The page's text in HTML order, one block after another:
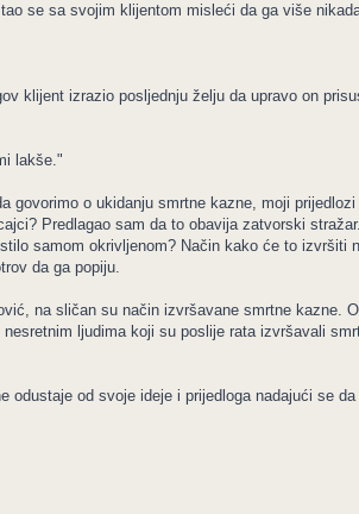
se sa svojim klijentom misleći da ga više
klijent izrazio posljednju želju da upravo on
lakše."
govorimo o ukidanju smrtne kazne, moji
Predlagao sam da to obavija zatvorski
samom okrivljenom? Način kako će to
da ga popiju.
na sličan su način izvršavane smrtne kazne.
ljudima koji su poslije rata izvršavali
odustaje od svoje ideje i prijedloga nadajući se